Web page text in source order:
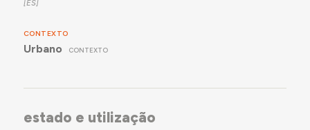
CONTEXTO
Urbano CONTEXTO
estado e utilização